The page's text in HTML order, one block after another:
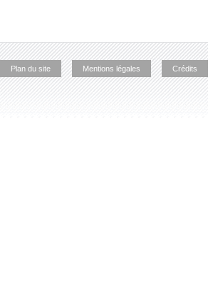
Plan du site Mentions légales Crédits